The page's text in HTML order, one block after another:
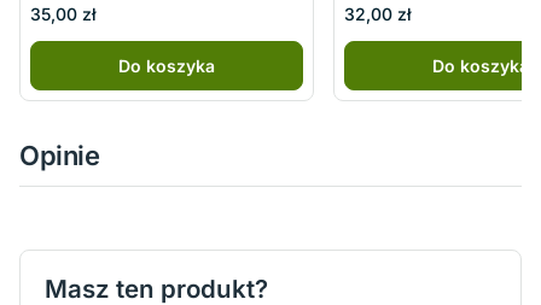
35,00 zł
Do koszyka
32,00 zł
Do koszyka
Opinie
Masz ten produkt?